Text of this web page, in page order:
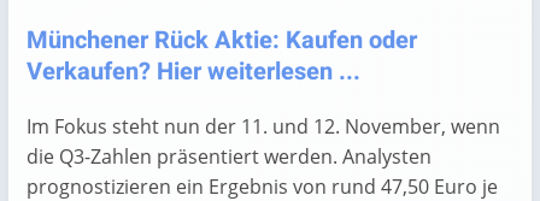
Münchener Rück Aktie: Kaufen oder
Verkaufen? Hier weiterlesen ...
Im Fokus steht nun der 11. und 12. November, wenn
die Q3-Zahlen präsentiert werden. Analysten
prognostizieren ein Ergebnis von rund 47,50 Euro je